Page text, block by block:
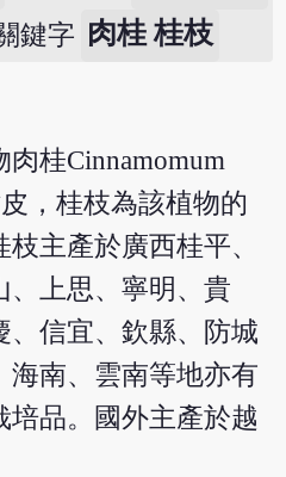
鍵字 肉桂 桂枝
桂Cinnamomum
皮，桂枝為該植物的
主產於廣西桂平、
、上思、寧明、貴
、信宜、欽縣、防城
海南、雲南等地亦有
培品。國外主產於越